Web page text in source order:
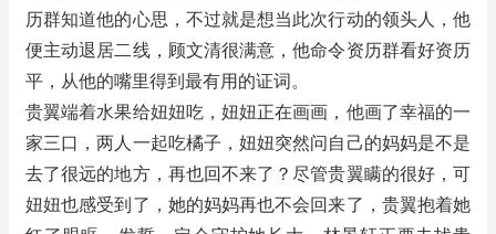
历群知道他的心思，不过就是想当此次行动的领头人，他
便主动退居二线，顾文清很满意，他命令资历群看好资历
平，从他的嘴里得到最有用的证词。
贵翼端着水果给妞妞吃，妞妞正在画画，他画了幸福的一
家三口，两人一起吃橘子，妞妞突然问自己的妈妈是不是
去了很远的地方，再也回不来了？尽管贵翼瞒的很好，可
妞妞也感受到了，她的妈妈再也不会回来了，贵翼抱着她